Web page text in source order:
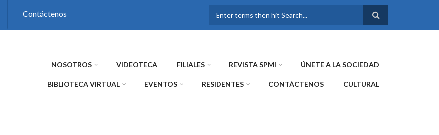
Contáctenos
FORMULARIO DE
NOSOTROS VIDEOTECA FILIALES REVISTA SPMI ÚNETE A LA SOCIEDAD
BIBLIOTECA VIRTUAL EVENTOS RESIDENTES CONTÁCTENOS CULTURAL